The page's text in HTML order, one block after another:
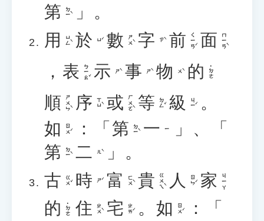
第 ㄉㄧˋ
」。
用
ㄩㄥˋ 於 ㄩˊ 數 ㄕㄨˋ 字 ㄗˋ 前 ㄑㄧㄢˊ 面 ㄇㄧㄢˋ
， 表 ㄅㄧㄠˇ 示 ㄕˋ 事 ㄕˋ 物 ㄨˋ 的 ˙ㄉㄜ
順 ㄕㄨㄣˋ 序 ㄒㄩˋ 或 ㄏㄨㄛˋ 等 ㄉㄥˇ 級 ㄐㄧˊ 。
如 ㄖㄨˊ ：「 第 ㄉㄧˋ 一 ㄧ
」、「
第 ㄉㄧˋ 二 ㄦˋ
」。
古 ㄍㄨˇ 時 ㄕˊ 富 ㄈㄨˋ 貴 ㄍㄨㄟˋ 人 ㄖㄣˊ 家 ㄐㄧㄚ
的 ˙ㄉㄜ 住 ㄓㄨˋ 宅 ㄓㄞˊ 。 如 ㄖㄨˊ
：「